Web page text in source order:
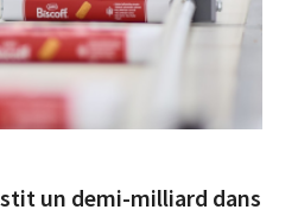
un demi-milliard dans